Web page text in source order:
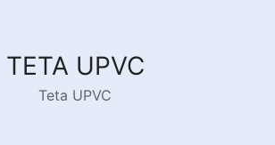
TETA UPVC
Teta UPVC